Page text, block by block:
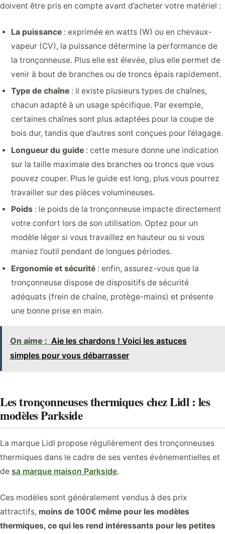
doivent être pris en compte avant d’acheter votre matériel :
La puissance : exprimée en watts (W) ou en chevaux-
vapeur (CV), la puissance détermine la performance de
la tronçonneuse. Plus elle est élevée, plus elle permet de
venir à bout de branches ou de troncs épais rapidement.
Type de chaîne : il existe plusieurs types de chaînes,
chacun adapté à un usage spécifique. Par exemple,
certaines chaînes sont plus adaptées pour la coupe de
bois dur, tandis que d’autres sont conçues pour l’élagage.
Longueur du guide : cette mesure donne une indication
sur la taille maximale des branches ou troncs que vous
pouvez couper. Plus le guide est long, plus vous pourrez
travailler sur des pièces volumineuses.
Poids : le poids de la tronçonneuse impacte directement
votre confort lors de son utilisation. Optez pour un
modèle léger si vous travaillez en hauteur ou si vous
maniez l’outil pendant de longues périodes.
Ergonomie et sécurité : enfin, assurez-vous que la
tronçonneuse dispose de dispositifs de sécurité
adéquats (frein de chaîne, protège-mains) et présente
une bonne prise en main.
On aime : Aie les chardons ! Voici les astuces
simples pour vous débarrasser
Les tronçonneuses thermiques chez Lidl : les
modèles Parkside
La marque Lidl propose régulièrement des tronçonneuses
thermiques dans le cadre de ses ventes évènementielles et
de sa marque maison Parkside.
Ces modèles sont généralement vendus à des prix
attractifs, moins de 100€ même pour les modèles
thermiques, ce qui les rend intéressants pour les petites